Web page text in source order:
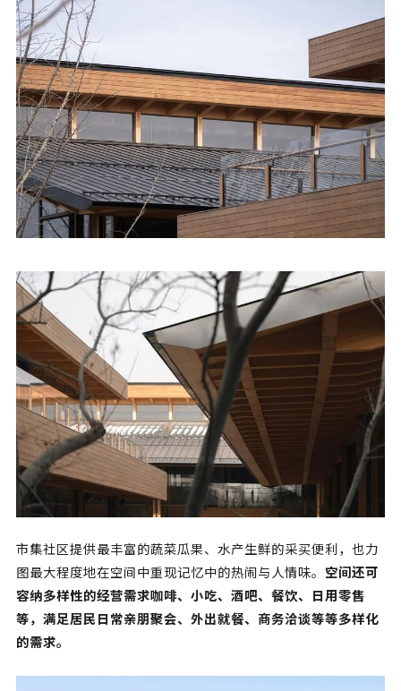
市集社区提供最丰富的蔬菜瓜果、水产生鲜的采买便利，也力
图最大程度地在空间中重现记忆中的热闹与人情味。 空间还可
容纳多样性的经营需求咖啡、小吃、酒吧、餐饮、日用零售
等，满足居民日常亲朋聚会、外出就餐、商务洽谈等等多样化
的需求。